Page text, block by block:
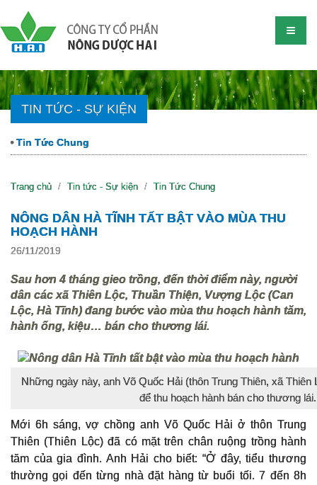
TIN TỨC - SỰ KIỆN
Tin Tức Chung
Trang chủ Tin tức - Sự kiện Tin Tức Chung
NÔNG DÂN HÀ TĨNH TẤT BẬT VÀO MÙA THU
HOẠCH HÀNH
26/11/2019
Sau hơn 4 tháng gieo trồng, đến thời điểm này, người
dân các xã Thiên Lộc, Thuần Thiện, Vượng Lộc (Can
Lộc, Hà Tĩnh) đang bước vào mùa thu hoạch hành tăm,
hành ống, kiệu… bán cho thương lái.
Những ngày này, anh Võ Quốc Hải (thôn Trung Thiên, xã
để thu hoạch hành bán cho thương lái.
Mới 6h sáng, vợ chồng anh Võ Quốc Hải ở thôn Trung
Thiên (Thiên Lộc) đã có mặt trên chân ruộng trồng hành
tăm của gia đình. Anh Hải cho biết: “Ở đây, tiểu thương
thường gọi đến từng nhà đặt hàng từ buổi tối. 7 đến 8h